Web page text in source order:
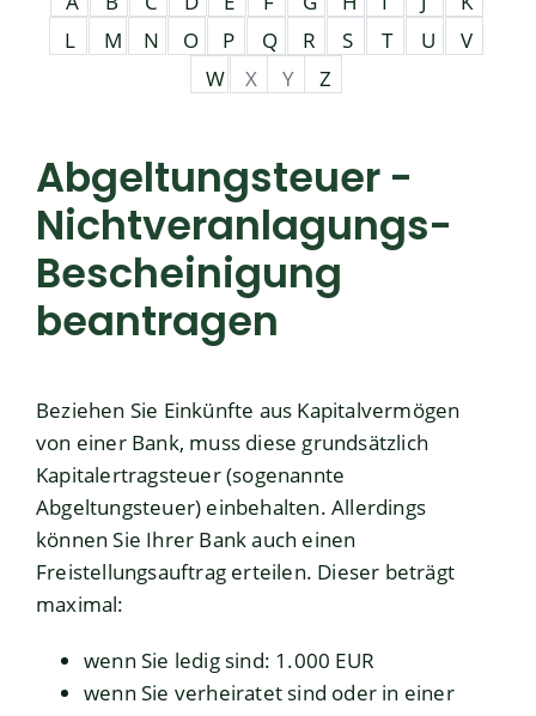
L
M N O P Q R S T U
V
W
X Y Z
Abgeltungsteuer -
Nichtveranlagungs-
Bescheinigung
beantragen
Beziehen Sie Einkünfte aus Kapitalvermögen
von einer Bank, muss diese grundsätzlich
Kapitalertragsteuer (sogenannte
Abgeltungsteuer) einbehalten. Allerdings
können Sie Ihrer Bank auch einen
Freistellungsauftrag erteilen. Dieser beträgt
maximal:
wenn Sie ledig sind: 1.000 EUR
wenn Sie verheiratet sind oder in einer